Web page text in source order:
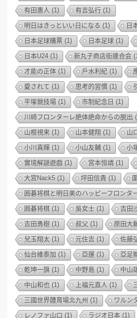
有田惠人 (1) 有吉弘行 (1)
明日はきっといい日になる (1) 日
日本足球購票 (1) 日本足球 (1)
日本U24 (1) 新丸子商店街連合会
才能の正体 (1) 戶水利紀 (1)
愛されて (1) 思考的習慣 (1)
平塚競技場 (1) 市制紀念日 (1)
川崎フロンターレ絶体絶命からの脱出
山根視来 (1) 山本健翔 (1) 山
小川真輝 (1) 小山友輔 (1) 小
實境解謎遊戲 (1) 宮本恒靖 (1)
大宮Nack5 (1) 坪田信貴 (1)
囲碁将棋と明日美のハッピーフロンタ
囲碁将棋 (1) 吳女士 (1) 吉田
吉田勇樹 (1) 叔父 (1) 原田大
兒玉翔太 (1) 元住吉 (1) 佐藤
仙台維泰加 (1) 亞運 (1) 亞足
乾坤一旗 (1) 中野島 (1) 中山
中山和也 (1) 上福元直人 (1)
三國世界體育場北九州 (1) ワルン
レノファ山口 (1) ラジオ日本 (1)